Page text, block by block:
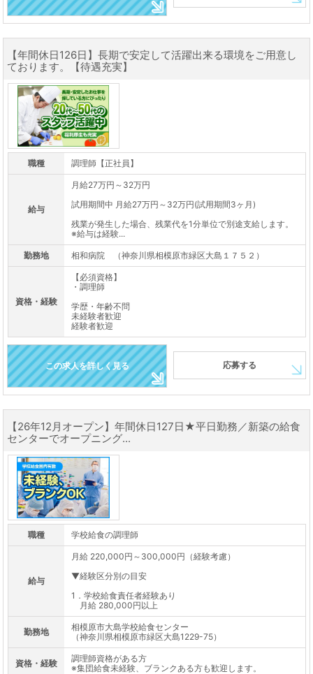
【年間休日126日】長期で安定して活躍出来る環境をご用意し
ております。【待遇充実】
職種 調理師【正社員】
給与
月給27万円～32万円
試用期間中 月給27万円～32万円(試用期間3ヶ月)
残業が発生した場合、残業代を1分単位で別途支給します。
※給与は経験...
勤務地 相和病院 （神奈川県相模原市緑区大島１７５２）
資格・経験
【必須資格】
・調理師
学歴・年齢不問
未経験者歓迎
経験者歓迎
この求人を詳しく見る 応募する
【26年12月オープン】年間休日127日★平日勤務／新築の給食
センターでオープニング...
職種 学校給食の調理師
給与
月給 220,000円～300,000円（経験考慮）
▼経験区分別の目安
1．学校給食責任者経験あり
月給 280,000円以上
勤務地
相模原市大島学校給食センター
（神奈川県相模原市緑区大島1229-75）
資格・経験
調理師資格がある方
※集団給食未経験、ブランクある方も歓迎します。